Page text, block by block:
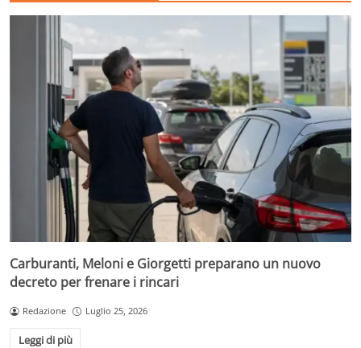
Carburanti, Meloni e Giorgetti preparano un nuovo
decreto per frenare i rincari
Redazione Luglio 25, 2026
Leggi di più